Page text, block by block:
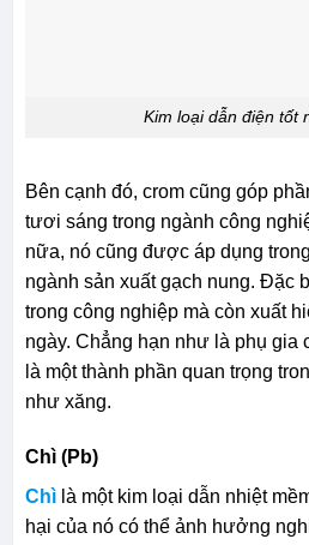
Kim loại dẫn điện tốt
Bên cạnh đó, crom cũng góp
tươi sáng trong ngành công
nữa, nó cũng được áp dụng
ngành sản xuất gạch nung. Đặc
trong công nghiệp mà còn xuất
ngày. Chẳng hạn như là phụ gia
là một thành phần quan trọng
như xăng.
Chì (Pb)
Chìlà một kim loại dẫn nhiệt
hại của nó có thể ảnh hưởng